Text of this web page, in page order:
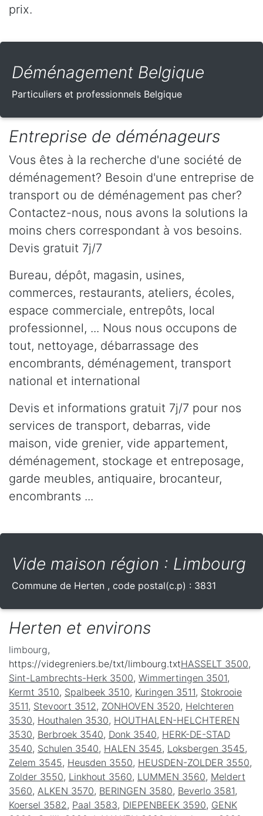
prix.
Déménagement Belgique
Particuliers et professionnels Belgique
Entreprise de déménageurs
Vous êtes à la recherche d'une société de
déménagement? Besoin d'une entreprise de
transport ou de déménagement pas cher?
Contactez-nous, nous avons la solutions la
moins chers correspondant à vos besoins.
Devis gratuit 7j/7
Bureau, dépôt, magasin, usines,
commerces, restaurants, ateliers, écoles,
espace commerciale, entrepôts, local
professionnel, ... Nous nous occupons de
tout, nettoyage, débarrassage des
encombrants, déménagement, transport
national et international
Devis et informations gratuit 7j/7 pour nos
services de transport, debarras, vide
maison, vide grenier, vide appartement,
déménagement, stockage et entreposage,
garde meubles, antiquaire, brocanteur,
encombrants ...
Vide maison région : Limbourg
Commune de Herten , code postal(c.p) : 3831
Herten et environs
limbourg,
https://videgreniers.be/txt/limbourg.txtHASSELT 3500,
Sint-Lambrechts-Herk 3500, Wimmertingen 3501,
Kermt 3510, Spalbeek 3510, Kuringen 3511, Stokrooie
3511, Stevoort 3512 , ZONHOVEN 3520, Helchteren
3530, Houthalen 3530, HOUTHALEN-HELCHTEREN
3530, Berbroek 3540, Donk 3540, HERK-DE-STAD
3540, Schulen 3540, HALEN 3545, Loksbergen 3545,
Zelem 3545, Heusden 3550, HEUSDEN-ZOLDER 3550,
Zolder 3550, Linkhout 3560, LUMMEN 3560, Meldert
3560, ALKEN 3570, BERINGEN 3580, Beverlo 3581,
Koersel 3582 , Paal 3583, DIEPENBEEK 3590, GENK